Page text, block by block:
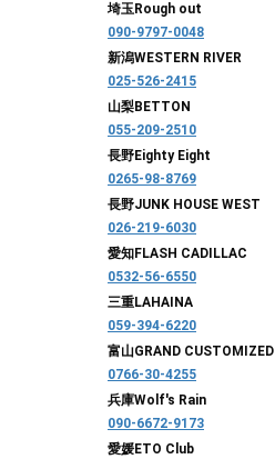
埼玉Rough out
090-9797-0048
新潟WESTERN RIVER
025-526-2415
山梨BETTON
055-209-2510
長野Eighty Eight
0265-98-8769
長野JUNK HOUSE WEST
026-219-6030
愛知FLASH CADILLAC
0532-56-6550
三重LAHAINA
059-394-6220
富山GRAND CUSTOMIZED
0766-30-4255
兵庫Wolf's Rain
090-6672-9173
愛媛ETO Club